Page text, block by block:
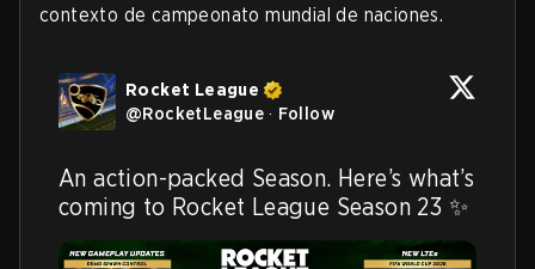
contexto de campeonato mundial de naciones.
Rocket League
@RocketLeague · Follow
An action-packed Season. Here’s what’s
coming to Rocket League Season 23 ✨